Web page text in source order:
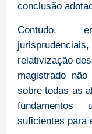
conclusão
Contudo,
relativização
magistrado
sobre todas as
suficientes para